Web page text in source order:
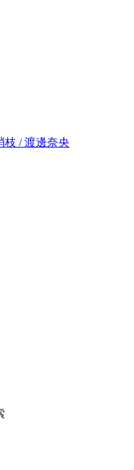
枝 / 渡邊奈央